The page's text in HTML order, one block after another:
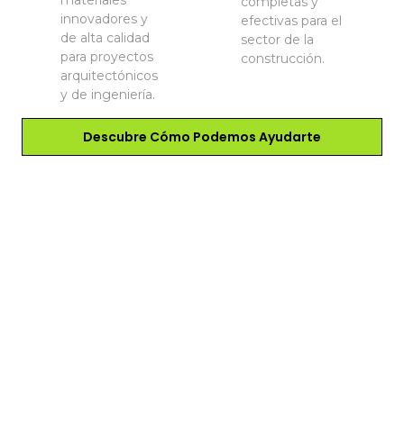
innovadores y
de alta calidad
para proyectos
arquitectónicos
y de ingeniería.
efectivas para el
sector de la
construcción.
Descubre Cómo Podemos Ayudarte